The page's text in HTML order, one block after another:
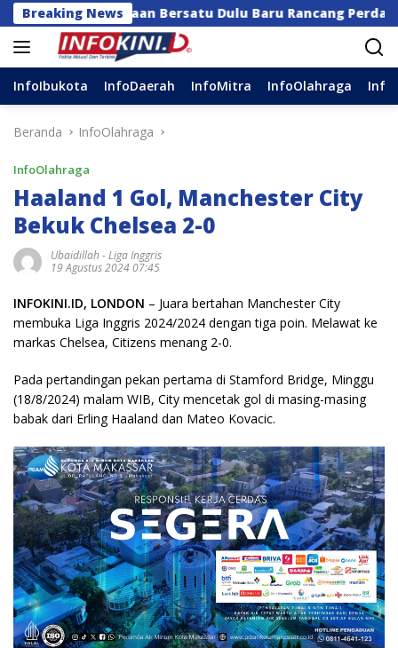
Langsung
ke
konten
Breaking News
Bersatu Dulu Baru Rancang Perda Baru!
InfoIbukota InfoDaerah InfoMitra InfoOlahraga
Beranda InfoOlahraga
InfoOlahraga
Haaland 1 Gol, Manchester City
Bekuk Chelsea 2-0
Ubaidillah -Liga Inggris
19 Agustus 2024 07:45
INFOKINI.ID, LONDON – Juara bertahan Manchester City
membuka Liga Inggris 2024/2024 dengan tiga poin. Melawat ke
markas Chelsea, Citizens menang 2-0.
Pada pertandingan pekan pertama di Stamford Bridge, Minggu
(18/8/2024) malam WIB, City mencetak gol di masing-masing
babak dari Erling Haaland dan Mateo Kovacic.